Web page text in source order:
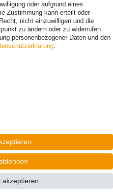
- Alle Rechte vorbehalten.
siehe Artikeldetail | *Gilt für
oder aufgrund eines
Zustimmung kann erteilt oder
nicht einzuwilligen und die
zu ändern oder zu widerrufen.
personenbezogener Daten und den
.
akzeptieren